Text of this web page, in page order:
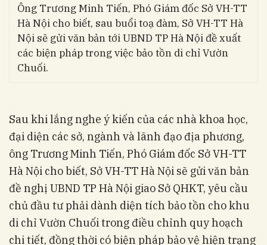
Ông Trương Minh Tiến, Phó Giám đốc Sở VH-TT
Hà Nội cho biết, sau buổi toạ đàm, Sở VH-TT Hà
Nội sẽ gửi văn bản tới UBND TP Hà Nội đề xuất
các biện pháp trong việc bảo tồn di chỉ Vườn
Chuối.
Sau khi lắng nghe ý kiến của các nhà khoa học,
đại diện các sở, ngành và lãnh đạo địa phương,
ông Trương Minh Tiến, Phó Giám đốc Sở VH-TT
Hà Nội cho biết, Sở VH-TT Hà Nội sẽ gửi văn bản
đề nghị UBND TP Hà Nội giao Sở QHKT, yêu cầu
chủ đầu tư phải dành diện tích bảo tồn cho khu
di chỉ Vườn Chuối trong điều chỉnh quy hoạch
chi tiết, đồng thời có biện pháp bảo vệ hiện trạng